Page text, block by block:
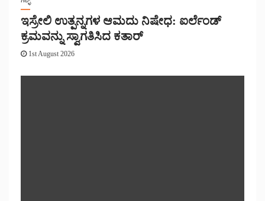
ಇಸ್ರೇಲಿ ಉತ್ಪನ್ನಗಳ ಆಮದು ನಿಷೇಧ: ಐರ್ಲೆಂಡ್
ಕ್ರಮವನ್ನು ಸ್ವಾಗತಿಸಿದ ಕತಾರ್
1st August 2026